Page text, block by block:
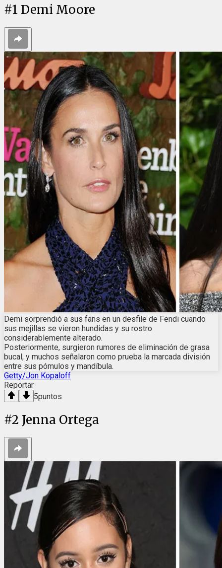
#1 Demi Moore
Demi sorprendió a sus fans en un desfile de Fendi cuando
sus mejillas se vieron hundidas y su rostro
considerablemente alterado.
Posteriormente, surgieron rumores de eliminación de grasa
bucal, y muchos señalaron como prueba la marcada división
entre sus pómulos y mandíbula.
Getty/Jon Kopaloff
Reportar
5puntos
#2 Jenna Ortega